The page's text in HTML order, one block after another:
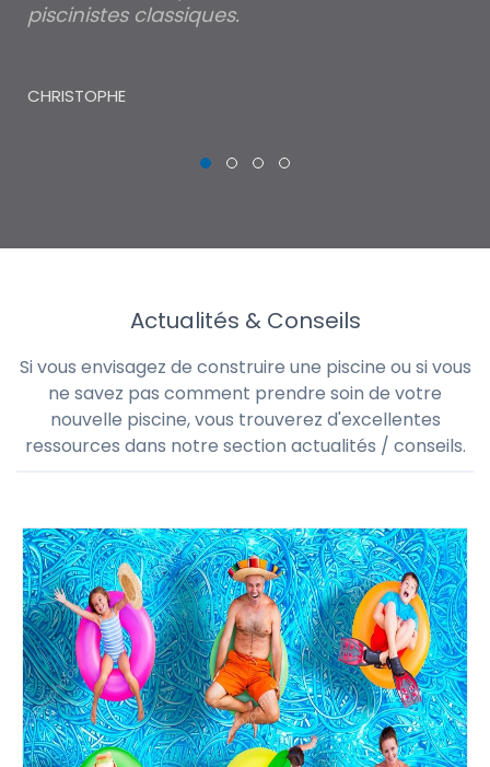
piscinistes classiques.
CHRISTOPHE
Actualités & Conseils
Si vous envisagez de construire une piscine ou si vous
ne savez pas comment prendre soin de votre
nouvelle piscine, vous trouverez d'excellentes
ressources dans notre section actualités / conseils.